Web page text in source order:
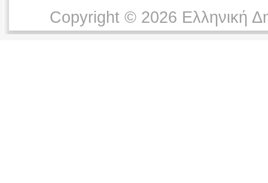
Copyright © 2026 Ελληνική